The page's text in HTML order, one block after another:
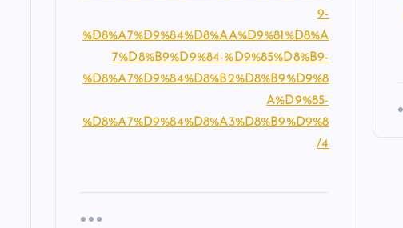
9-
%D8%A7%D9%84%D8%AA%D9%81%D8%A
7%D8%B9%D9%84-%D9%85%D8%B9-
%D8%A7%D9%84%D8%B2%D8%B9%D9%8
A%D9%85-
%D8%A7%D9%84%D8%A3%D8%B9%D9%8
4/